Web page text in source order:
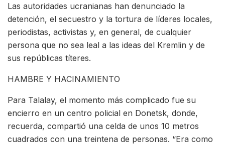
Las autoridades ucranianas han denunciado la
detención, el secuestro y la tortura de líderes locales,
periodistas, activistas y, en general, de cualquier
persona que no sea leal a las ideas del Kremlin y de
sus repúblicas títeres.
HAMBRE Y HACINAMIENTO
Para Talalay, el momento más complicado fue su
encierro en un centro policial en Donetsk, donde,
recuerda, compartió una celda de unos 10 metros
cuadrados con una treintena de personas. “Era como